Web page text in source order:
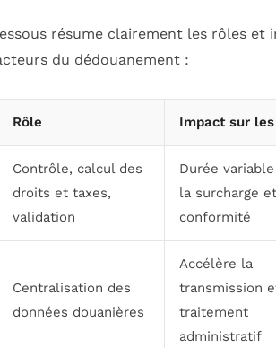
résume clairement les rôles et
du dédouanement :
Rôle Impact sur
Contrôle, calcul des
droits et taxes,
validation
Durée
la surcharge
conformité
Centralisation des
données douanières
Accélère la
transmission
traitement
administratif